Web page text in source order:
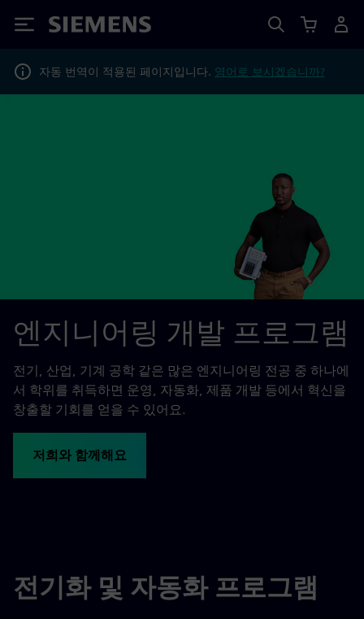
Siemens
자동 번역이 적용된 페이지입니다. 영어로 보시겠습니까?
엔지니어링 개발 프로그램
전기, 산업, 기계 공학 같은 많은 엔지니어링 전공 중 하나에
서 학위를 취득하면 운영, 자동화, 제품 개발 등에서 혁신을
창출할 기회를 얻을 수 있어요.
저희와 함께해요
전기화 및 자동화 프로그램